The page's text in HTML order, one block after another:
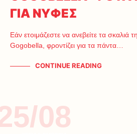
ΓΙΑ ΝΥΦΕΣ
Εάν ετοιμάζεστε να ανεβείτε τα σκαλιά
Gogobella, φροντίζει για τα πάντα…
CONTINUE READING
08